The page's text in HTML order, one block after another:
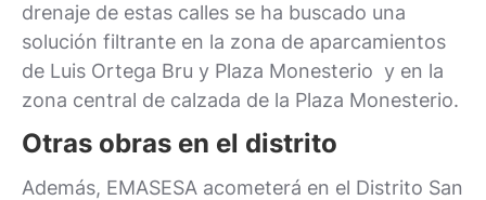
drenaje de estas calles se ha buscado una
solución filtrante en la zona de aparcamientos
de Luis Ortega Bru y Plaza Monesterio y en la
zona central de calzada de la Plaza Monesterio.
Otras obras en el distrito
Además, EMASESA acometerá en el Distrito San